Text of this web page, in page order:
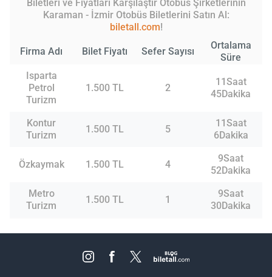
Biletleri ve Fiyatları Karşılaştır Otobüs Şirketlerinin
Karaman - İzmir Otobüs Biletlerini Satın Al:
biletall.com!
Firma Adı Bilet Fiyatı Sefer Sayısı
Ortalama
Süre
Isparta
Petrol
Turizm
1.500 TL 2
11Saat
45Dakika
Kontur
Turizm
1.500 TL 5
11Saat
6Dakika
Özkaymak 1.500 TL 4
9Saat
52Dakika
Metro
Turizm
1.500 TL 1
9Saat
30Dakika